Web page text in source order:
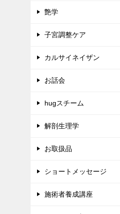
艶学
子宮調整ケア
カルサイネイザン
お話会
hugスチーム
解剖生理学
お取扱品
ショートメッセージ
施術者養成講座